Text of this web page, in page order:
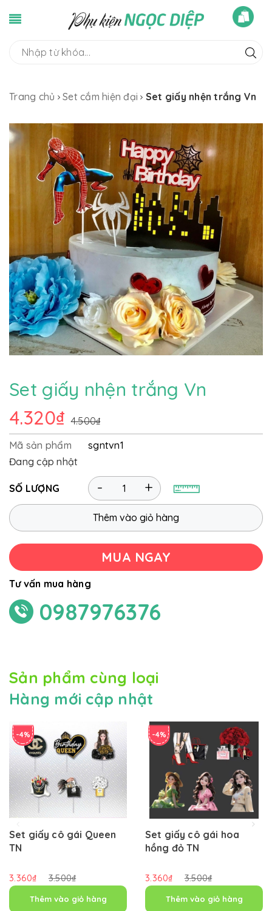
Trang chủ Set cắm hiện đại Set giấy nhện trắng Vn
Set giấy nhện trắng Vn
4.320₫ 4.500₫
Mã sản phẩm
sgntvn1
Đang cập nhật
SỐ LƯỢNG +
-
Thêm vào giỏ hàng
MUA NGAY
Tư vấn mua hàng
0987976376
Sản phẩm cùng loại
Hàng mới cập nhật
-4%
Set giấy cô gái Queen
TN
3.360₫ 3.500₫
Thêm vào giỏ hàng
-4%
Set giấy cô gái hoa
hồng đỏ TN
3.360₫ 3.500₫
Thêm vào giỏ hàng